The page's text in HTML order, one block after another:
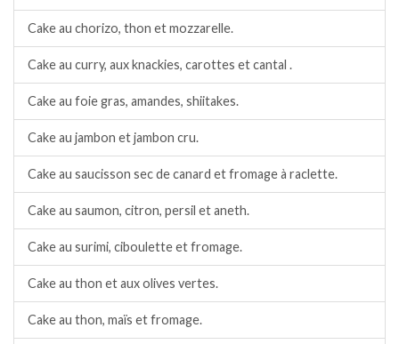
Cake au chorizo, thon et mozzarelle.
Cake au curry, aux knackies, carottes et cantal .
Cake au foie gras, amandes, shiitakes.
Cake au jambon et jambon cru.
Cake au saucisson sec de canard et fromage à raclette.
Cake au saumon, citron, persil et aneth.
Cake au surimi, ciboulette et fromage.
Cake au thon et aux olives vertes.
Cake au thon, maïs et fromage.